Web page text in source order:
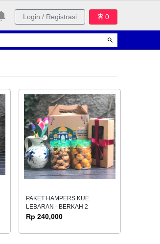
Login / Registrasi 0
PAKET HAMPERS KUE
LEBARAN - BERKAH 2
Rp 240,000